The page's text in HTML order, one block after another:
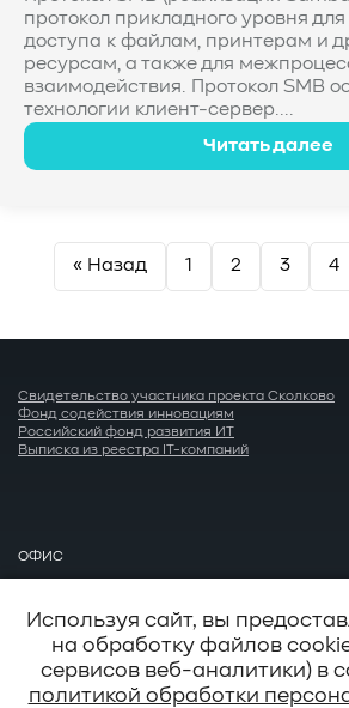
протокол прикладного уровня
доступа к файлам, принтерам и
ресурсам, а также для
взаимодействия. Протокол SMB
технологии клиент-сервер....
Читать далее
записей« Назад 1 2 3 4
Свидетельство участника проекта Сколково
Фонд содействия инновациям
Российский фонд развития ИТ
Выписка из реестра IT-компаний
ОФИС
info@baum.ru
Москва, ул. Нобеля д. 7
Используя сайт, вы
на обработку файлов
сервисов веб-аналитики) в
политикой обработки